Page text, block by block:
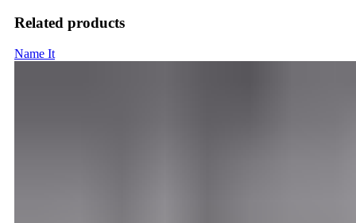
Related products
Name It